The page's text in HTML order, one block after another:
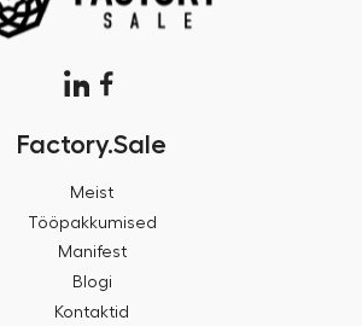
Factory.Sale
Meist
Tööpakkumised
Manifest
Blogi
Kontaktid